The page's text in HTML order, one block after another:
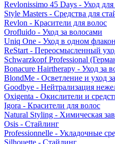
Revlonissimo 45 Days - Уход
Style Masters - Средства для
Revlon - Красители для волос
Orofluido - Уход за волосами
Uniq One - Уход в одном
ReStart - Переосмысленный
Schwarzkopf Professional
Bonacure Hairtherapy - Уход за
BlondMe - Осветление и уход
Goodbye - Нейтрализация
Oxigenta - Окислители и
Igora - Красители для волос
Natural Styling - Химическая
Osis - Стайлинг
Professionnelle - Укладочные
Silhouette - Стайлинг